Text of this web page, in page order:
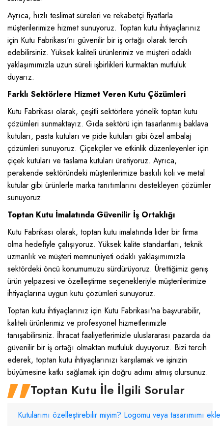
Ayrıca, hızlı teslimat süreleri ve rekabetçi fiyatlarla
müşterilerimize hizmet sunuyoruz. Toptan kutu ihtiyaçlarınız
için Kutu Fabrikası'nı güvenilir bir iş ortağı olarak tercih
edebilirsiniz. Yüksek kaliteli ürünlerimiz ve müşteri odaklı
yaklaşımımızla uzun süreli işbirlikleri kurmaktan mutluluk
duyarız.
Farklı Sektörlere Hizmet Veren Kutu Çözümleri
Kutu Fabrikası olarak, çeşitli sektörlere yönelik toptan kutu
çözümleri sunmaktayız. Gıda sektörü için tasarlanmış baklava
kutuları, pasta kutuları ve pide kutuları gibi özel ambalaj
çözümleri sunuyoruz. Çiçekçiler ve etkinlik düzenleyenler için
çiçek kutuları ve taslama kutuları üretiyoruz. Ayrıca,
perakende sektöründeki müşterilerimize baskılı koli ve metal
kutular gibi ürünlerle marka tanıtımlarını destekleyen çözümler
sunuyoruz.
Toptan Kutu İmalatında Güvenilir İş Ortaklığı
Kutu Fabrikası olarak, toptan kutu imalatında lider bir firma
olma hedefiyle çalışıyoruz. Yüksek kalite standartları, teknik
uzmanlık ve müşteri memnuniyeti odaklı yaklaşımımızla
sektördeki öncü konumumuzu sürdürüyoruz. Ürettiğimiz geniş
ürün yelpazesi ve özelleştirme seçenekleriyle müşterilerimize
ihtiyaçlarına uygun kutu çözümleri sunuyoruz.
Toptan kutu ihtiyaçlarınız için Kutu Fabrikası'na başvurabilir,
kaliteli ürünlerimiz ve profesyonel hizmetlerimizle
tanışabilirsiniz. İhracat faaliyetlerimizle uluslararası pazarda da
güvenilir bir iş ortağı olmaktan mutluluk duyuyoruz. Bizi tercih
ederek, toptan kutu ihtiyaçlarınızı karşılamak ve işinizin
büyümesine katkı sağlamak için doğru adımı atmış olursunuz.
Toptan Kutu İle İlgili Sorular
Kutularımı özelleştirebilir miyim? Logomu veya tasarımımı